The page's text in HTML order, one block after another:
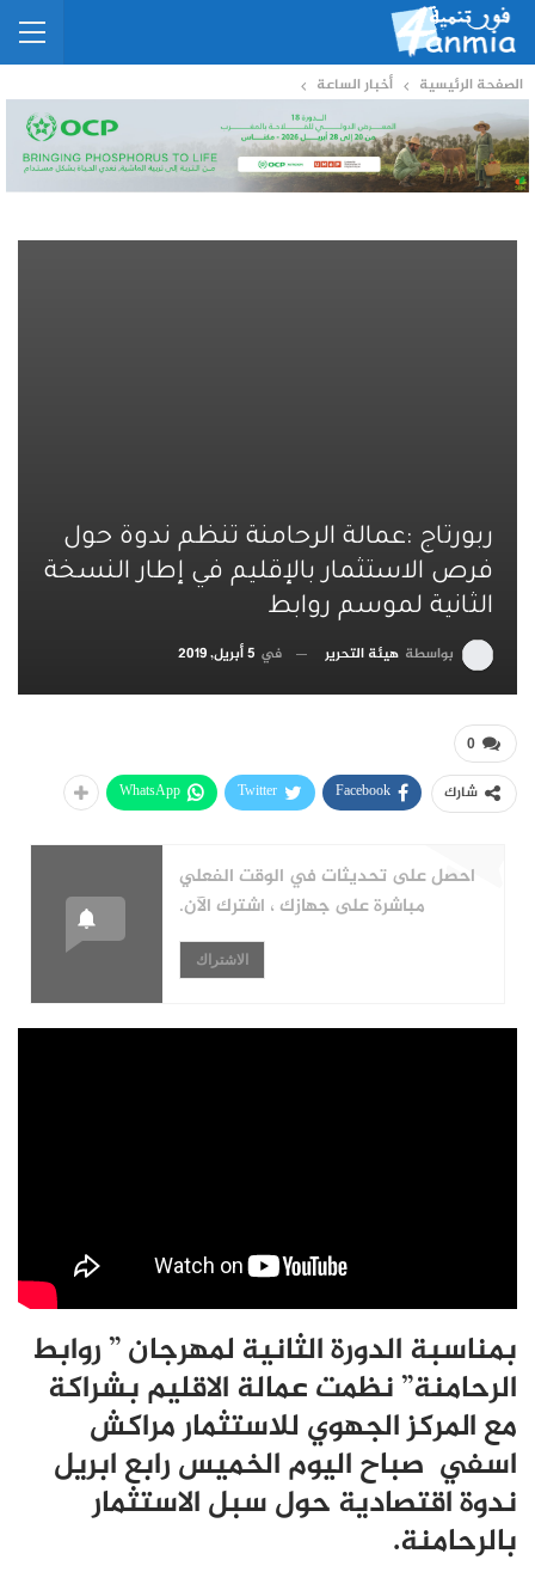
الصفحة الرئيسية أخبار الساعة
ربورتاج :عمالة الرحامنة تنظم ندوة حول
فرص الاستثمار بالإقليم في إطار النسخة
الثانية لموسم روابط
بواسطة هيئة التحرير في 5 أبريل, 2019
0
شارك Facebook
Twitter
WhatsApp
احصل على تحديثات في الوقت الفعلي
مباشرة على جهازك ، اشترك الآن.
الاشتراك
بمناسبة الدورة الثانية لمهرجان ” روابط
الرحامنة” نظمت عمالة الاقليم بشراكة
مع المركز الجهوي للاستثمار مراكش
اسفي صباح اليوم الخميس رابع ابريل
ندوة اقتصادية حول سبل الاستثمار
بالرحامنة.